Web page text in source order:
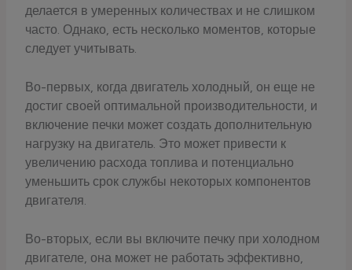
делается в умеренных количествах и не слишком
часто. Однако, есть несколько моментов, которые
следует учитывать.
Во-первых, когда двигатель холодный, он еще не
достиг своей оптимальной производительности, и
включение печки может создать дополнительную
нагрузку на двигатель. Это может привести к
увеличению расхода топлива и потенциально
уменьшить срок службы некоторых компонентов
двигателя.
Во-вторых, если вы включите печку при холодном
двигателе, она может не работать эффективно,